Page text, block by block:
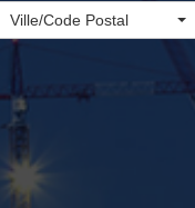
Ville/Code Postal